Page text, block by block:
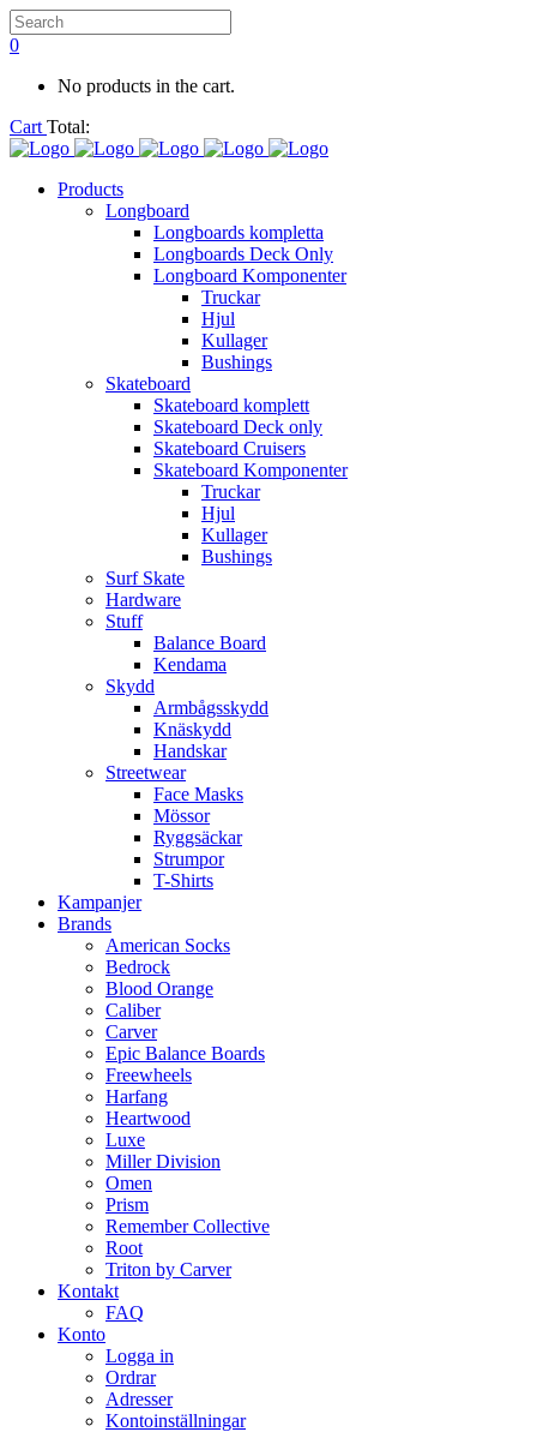
0
No products in the cart.
Cart Total:
Products
Longboard
Longboards kompletta
Longboards Deck Only
Longboard Komponenter
Truckar
Hjul
Kullager
Bushings
Skateboard
Skateboard komplett
Skateboard Deck only
Skateboard Cruisers
Skateboard Komponenter
Truckar
Hjul
Kullager
Bushings
Surf Skate
Hardware
Stuff
Balance Board
Kendama
Skydd
Armbågsskydd
Knäskydd
Handskar
Streetwear
Face Masks
Mössor
Ryggsäckar
Strumpor
T-Shirts
Kampanjer
Brands
American Socks
Bedrock
Blood Orange
Caliber
Carver
Epic Balance Boards
Freewheels
Harfang
Heartwood
Luxe
Miller Division
Omen
Prism
Remember Collective
Root
Triton by Carver
Kontakt
FAQ
Konto
Logga in
Ordrar
Adresser
Kontoinställningar